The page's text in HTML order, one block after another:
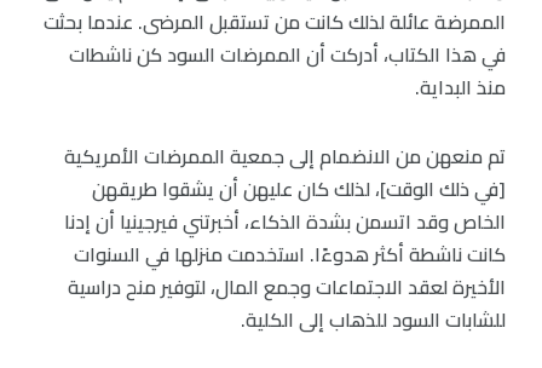
الممرضة عائلة لذلك كانت من تستقبل المرضى. عندما بحثت
في هذا الكتاب، أدركت أن الممرضات السود كن ناشطات
منذ البداية.
تم منعهن من الانضمام إلى جمعية الممرضات الأمريكية
[في ذلك الوقت]، لذلك كان عليهن أن يشقوا طريقهن
الخاص وقد اتسمن بشدة الذكاء، أخبرتني فيرجينيا أن إدنا
كانت ناشطة أكثر هدوءًا. استخدمت منزلها في السنوات
الأخيرة لعقد الاجتماعات وجمع المال، لتوفير منح دراسية
للشابات السود للذهاب إلى الكلية.